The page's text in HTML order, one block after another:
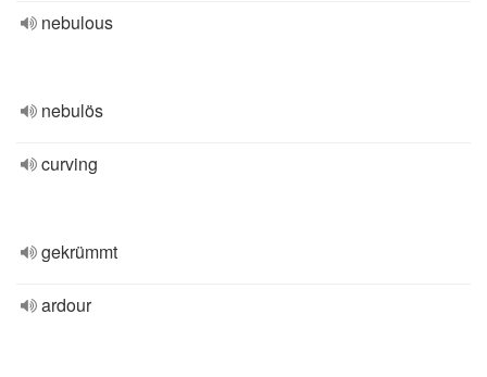
nebulous
nebulös
curving
gekrümmt
ardour